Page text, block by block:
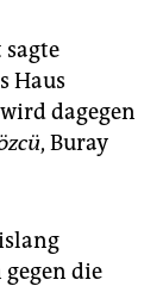
Haus
dagegen
, Buray
die